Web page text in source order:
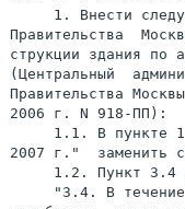
1. Внести
Правительства
струкции здания по
(Центральный
Правительства
2006 г. N 918-ПП):
1.1. В пункте
2007 г."  заменить
1.2. Пункт 3.4
"3.4. В